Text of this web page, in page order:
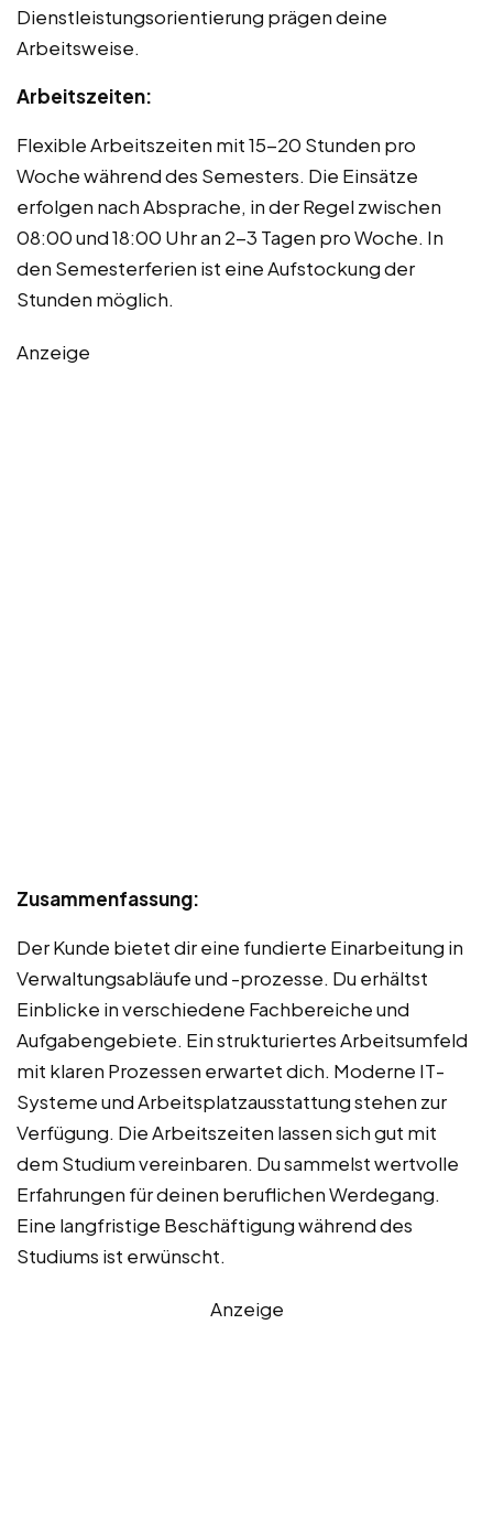
Dienstleistungsorientierung prägen deine
Arbeitsweise.
Arbeitszeiten:
Flexible Arbeitszeiten mit 15-20 Stunden pro
Woche während des Semesters. Die Einsätze
erfolgen nach Absprache, in der Regel zwischen
08:00 und 18:00 Uhr an 2-3 Tagen pro Woche. In
den Semesterferien ist eine Aufstockung der
Stunden möglich.
Anzeige
Zusammenfassung:
Der Kunde bietet dir eine fundierte Einarbeitung in
Verwaltungsabläufe und -prozesse. Du erhältst
Einblicke in verschiedene Fachbereiche und
Aufgabengebiete. Ein strukturiertes Arbeitsumfeld
mit klaren Prozessen erwartet dich. Moderne IT-
Systeme und Arbeitsplatzausstattung stehen zur
Verfügung. Die Arbeitszeiten lassen sich gut mit
dem Studium vereinbaren. Du sammelst wertvolle
Erfahrungen für deinen beruflichen Werdegang.
Eine langfristige Beschäftigung während des
Studiums ist erwünscht.
Anzeige